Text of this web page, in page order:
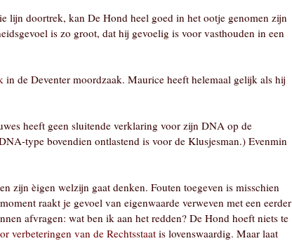
lijn doortrek, kan De Hond heel goed in het ootje genomen zijn
is zo groot, dat hij gevoelig is voor vasthouden in een
in de Deventer moordzaak. Maurice heeft helemaal gelijk als hij
heeft geen sluitende verklaring voor zijn DNA op de
type bovendien ontlastend is voor de Klusjesman.) Evenmin
zijn èigen welzijn gaat denken. Fouten toegeven is misschien
raakt je gevoel van eigenwaarde verweven met een eerder
afvragen: wat ben ik aan het redden? De Hond hoeft niets te
verbeteringen van de Rechtsstaat is lovenswaardig. Maar laat